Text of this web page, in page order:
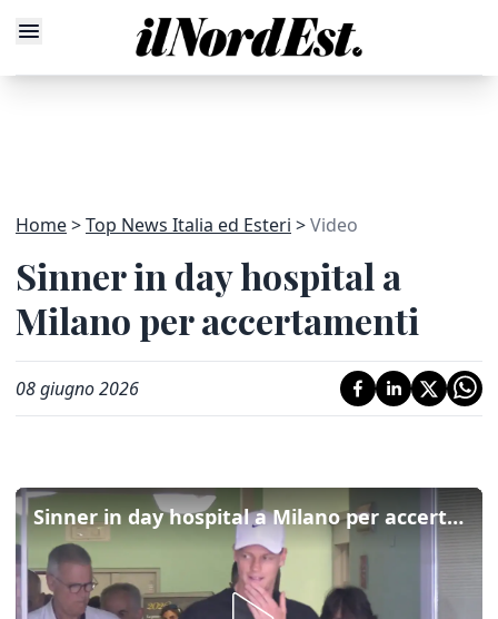
Home Top News Italia ed Esteri Video
Sinner in day hospital a
Milano per accertamenti
08 giugno 2026
Sinner in day hospital a Milano per accertamenti